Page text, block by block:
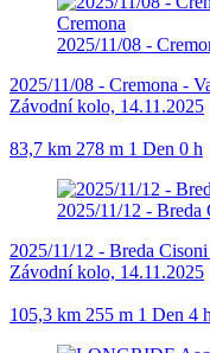
2025/11/08 -
2025/11/08 - Cremona -
Závodní kolo, 14.11.2025
83,7 km 278 m 1 Den 0 h
2025/11/12 -
2025/11/12 - Breda
Závodní kolo, 14.11.2025
105,3 km 255 m 1 Den 4 h